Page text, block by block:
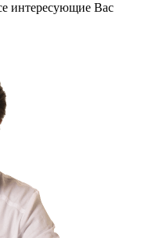
интересующие Вас